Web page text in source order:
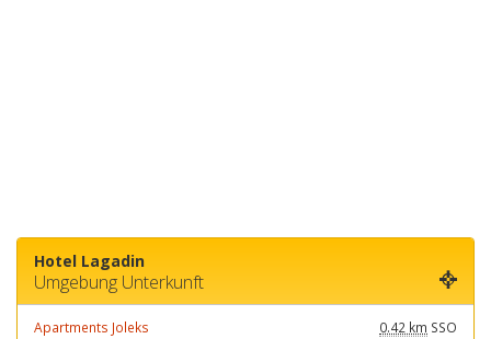
Hotel Lagadin
Umgebung Unterkunft
Apartments Joleks 0.42 km SSO